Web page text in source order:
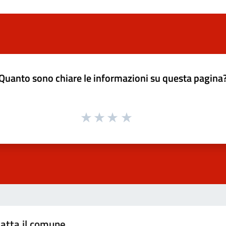
sono chiare le informazioni su questa